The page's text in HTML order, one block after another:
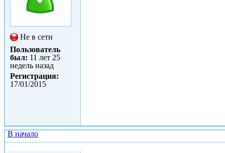
Не в сети
Пользователь
был: 11 лет 25
недель назад
Регистрация:
17/01/2015
В начало